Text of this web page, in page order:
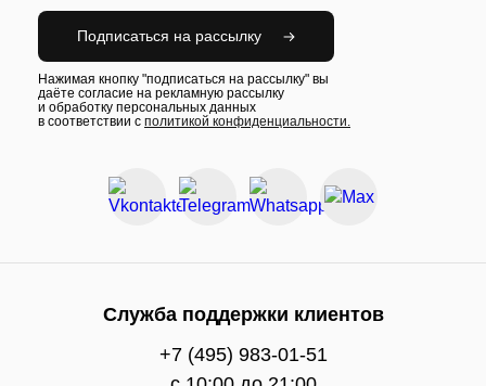
Подписаться на рассылку
Нажимая кнопку "подписаться на рассылку" вы
даёте согласие на рекламную рассылку
и обработку персональных данных
в соответствии с политикой конфиденциальности.
Служба поддержки клиентов
+7 (495) 983-01-51